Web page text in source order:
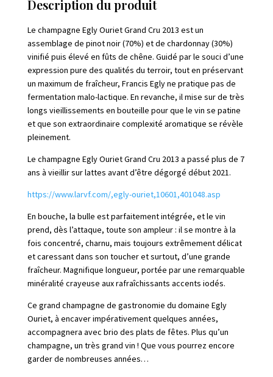
Description du produit
Le champagne Egly Ouriet Grand Cru 2013 est un
assemblage de pinot noir (70%) et de chardonnay (30%)
vinifié puis élevé en fûts de chêne. Guidé par le souci d’une
expression pure des qualités du terroir, tout en préservant
un maximum de fraîcheur, Francis Egly ne pratique pas de
fermentation malo-lactique. En revanche, il mise sur de très
longs vieillissements en bouteille pour que le vin se patine
et que son extraordinaire complexité aromatique se révèle
pleinement.
Le champagne Egly Ouriet Grand Cru 2013 a passé plus de 7
ans à vieillir sur lattes avant d’être dégorgé début 2021.
https://www.larvf.com/,egly-ouriet,10601,401048.asp
En bouche, la bulle est parfaitement intégrée, et le vin
prend, dès l’attaque, toute son ampleur : il se montre à la
fois concentré, charnu, mais toujours extrêmement délicat
et caressant dans son toucher et surtout, d’une grande
fraîcheur. Magnifique longueur, portée par une remarquable
minéralité crayeuse aux rafraîchissants accents iodés.
Ce grand champagne de gastronomie du domaine Egly
Ouriet, à encaver impérativement quelques années,
accompagnera avec brio des plats de fêtes. Plus qu’un
champagne, un très grand vin ! Que vous pourrez encore
garder de nombreuses années…